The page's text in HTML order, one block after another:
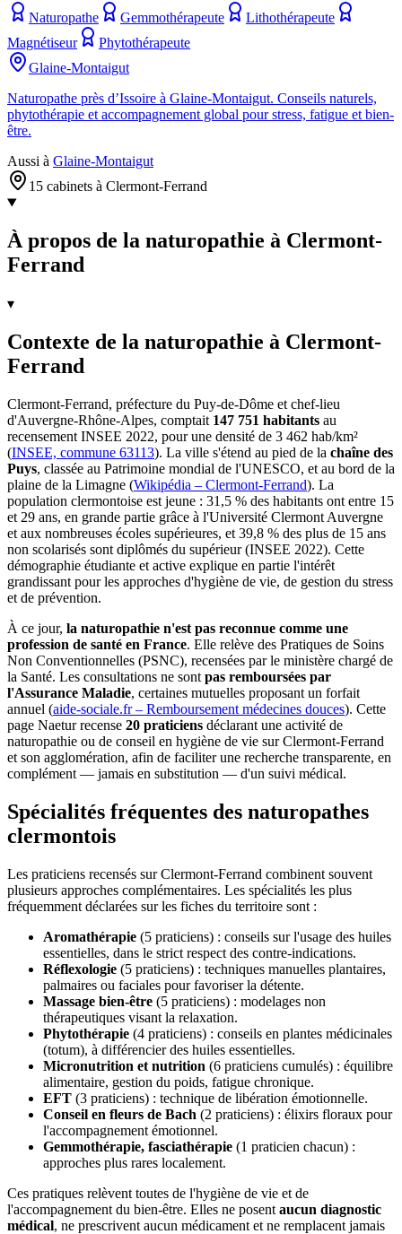
Naturopathe Gemmothérapeute
Lithothérapeute
Magnétiseur
Phytothérapeute
Glaine-Montaigut
Naturopathe près d’Issoire à Glaine-Montaigut. Conseils naturels,
phytothérapie et accompagnement global pour stress, fatigue et bien-
être.
Aussi à Glaine-Montaigut
15 cabinets à Clermont-Ferrand
À propos de la naturopathie à Clermont-
Ferrand
▾
Contexte de la naturopathie à Clermont-
Ferrand
Clermont-Ferrand, préfecture du Puy-de-Dôme et chef-lieu
d'Auvergne-Rhône-Alpes, comptait 147 751 habitants au
recensement INSEE 2022, pour une densité de 3 462 hab/km²
(INSEE, commune 63113). La ville s'étend au pied de la chaîne des
Puys, classée au Patrimoine mondial de l'UNESCO, et au bord de la
plaine de la Limagne (Wikipédia – Clermont-Ferrand). La
population clermontoise est jeune : 31,5 % des habitants ont entre 15
et 29 ans, en grande partie grâce à l'Université Clermont Auvergne
et aux nombreuses écoles supérieures, et 39,8 % des plus de 15 ans
non scolarisés sont diplômés du supérieur (INSEE 2022). Cette
démographie étudiante et active explique en partie l'intérêt
grandissant pour les approches d'hygiène de vie, de gestion du stress
et de prévention.
À ce jour, la naturopathie n'est pas reconnue comme une
profession de santé en France. Elle relève des Pratiques de Soins
Non Conventionnelles (PSNC), recensées par le ministère chargé de
la Santé. Les consultations ne sont pas remboursées par
l'Assurance Maladie, certaines mutuelles proposant un forfait
annuel (aide-sociale.fr – Remboursement médecines douces). Cette
page Naetur recense 20 praticiens déclarant une activité de
naturopathie ou de conseil en hygiène de vie sur Clermont-Ferrand
et son agglomération, afin de faciliter une recherche transparente, en
complément — jamais en substitution — d'un suivi médical.
Spécialités fréquentes des naturopathes
clermontois
Les praticiens recensés sur Clermont-Ferrand combinent souvent
plusieurs approches complémentaires. Les spécialités les plus
fréquemment déclarées sur les fiches du territoire sont :
Aromathérapie (5 praticiens) : conseils sur l'usage des huiles
essentielles, dans le strict respect des contre-indications.
Réflexologie (5 praticiens) : techniques manuelles plantaires,
palmaires ou faciales pour favoriser la détente.
Massage bien-être (5 praticiens) : modelages non
thérapeutiques visant la relaxation.
Phytothérapie (4 praticiens) : conseils en plantes médicinales
(totum), à différencier des huiles essentielles.
Micronutrition et nutrition (6 praticiens cumulés) : équilibre
alimentaire, gestion du poids, fatigue chronique.
EFT (3 praticiens) : technique de libération émotionnelle.
Conseil en fleurs de Bach (2 praticiens) : élixirs floraux pour
l'accompagnement émotionnel.
Gemmothérapie, fasciathérapie (1 praticien chacun) :
approches plus rares localement.
Ces pratiques relèvent toutes de l'hygiène de vie et de
l'accompagnement du bien-être. Elles ne posent aucun diagnostic
médical, ne prescrivent aucun médicament et ne remplacent jamais